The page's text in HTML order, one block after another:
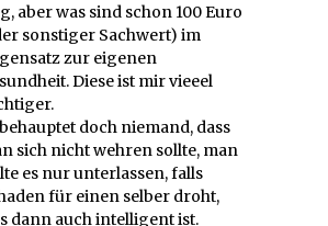
aber was sind schon 100 Euro
sonstiger Sachwert) im
zur eigenen
Diese ist mir vieeel
doch niemand, dass
sich nicht wehren sollte, man
es nur unterlassen, falls
für einen selber droht,
dann auch intelligent ist.